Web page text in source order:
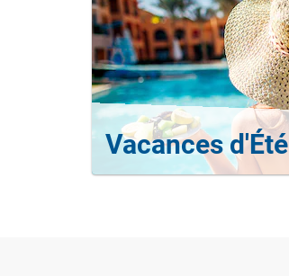
Vacances d'Été